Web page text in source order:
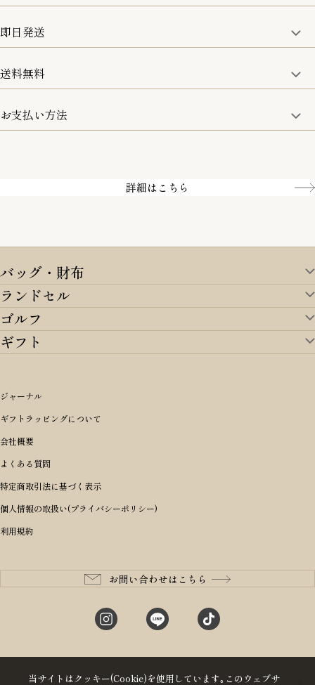
修理などのご相談に関しましては、責任を持って対応させてい
ただきます。
8日以内なら、返品・交換も可能です。
即日発送
15:00までのご注文は即日発送
お取寄せ商品を除く
送料無料
5,500円(税込)以上で全国送料無料となります。
お支払い方法
詳細はこちら
バッグ・財布
バッグ・財布TOP
すべてを見る
アイテムから選ぶ
リュックサック・デイパック・バックパック
ショルダーバッグ
ボディバッグ・ウエストバッグ
長財布
二つ折り財布
三つ折り財布
コインケース・小銭入れ
m＋ エムピウ
PORTER 吉田カバン ポーター
BRIEFING ブリーフィング
Dakota ダコタ
CLEDRAN クレドラン
aniary アニアリ
CIE シー
StitchandSew ステッチアンドソー
ランドセル
ランドセルTOP
すべてを見る
オリジナルランドセル
女の子ランドセル
男の子ランドセル
ランドセル小物・その他
レッド
ピンク
パープル(ラベンダー)
キャメル
ブルー・ネイビー
価格から選ぶ
〜49,999円
50,000円〜59,999円
60,000円〜69,999円
70,000円〜79,999円
80,000円〜
ゴルフ
ゴルフTOP
アイテムから選ぶ
キャディバッグ
ヘッドカバー
ゴルフ小物
ゴルフウェア/アクセサリー
ブランドから選ぶ
BRIEFING ブリーフィング
master-piece マスターピース
JONES ジョーンズ
木の庄帆布
ギフト
シーンから探す
誕生日
結婚祝い
出産祝い
入学・進学祝い
成人祝い
就職・栄転祝い
長寿・還暦祝い
性別・年齢から探す
男性向け
女性向け
10代
20代
30代
予算から探す
〜4,999円
5,000円〜9,999円
10,000円〜19,999円
20,000円〜29,999円
ジャーナル
ギフトラッピングについて
会社概要
よくある質問
特定商取引法に基づく表示
個人情報の取扱い(プライバシーポリシー)
利用規約
お問い合わせはこちら
当サイトはクッキー(Cookie)を使用しています｡このウェブサ